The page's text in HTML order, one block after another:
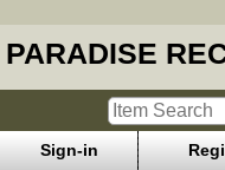
PARADISE
Sign-in